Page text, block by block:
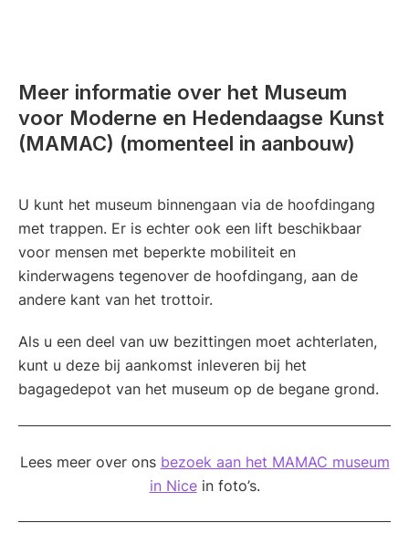
Meer informatie over het Museum
voor Moderne en Hedendaagse Kunst
(MAMAC) (momenteel in aanbouw)
U kunt het museum binnengaan via de hoofdingang
met trappen. Er is echter ook een lift beschikbaar
voor mensen met beperkte mobiliteit en
kinderwagens tegenover de hoofdingang, aan de
andere kant van het trottoir.
Als u een deel van uw bezittingen moet achterlaten,
kunt u deze bij aankomst inleveren bij het
bagagedepot van het museum op de begane grond.
Lees meer over ons bezoek aan het MAMAC museum
in Nicein foto’s.